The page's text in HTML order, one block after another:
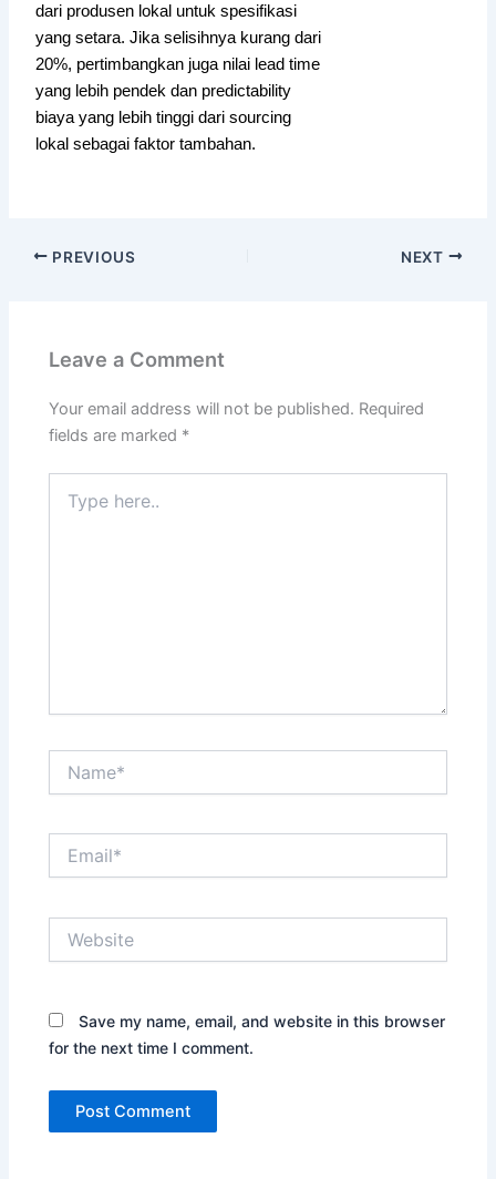
dari produsen lokal untuk spesifikasi
yang setara. Jika selisihnya kurang dari
20%, pertimbangkan juga nilai lead time
yang lebih pendek dan predictability
biaya yang lebih tinggi dari sourcing
lokal sebagai faktor tambahan.
PREVIOUS NEXT
Leave a Comment
Your email address will not be published. Required
fields are marked *
here..
Save my name, email, and website in this browser
for the next time I comment.